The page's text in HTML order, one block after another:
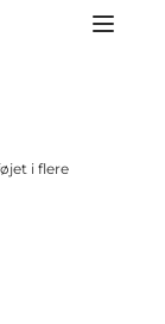
i flere